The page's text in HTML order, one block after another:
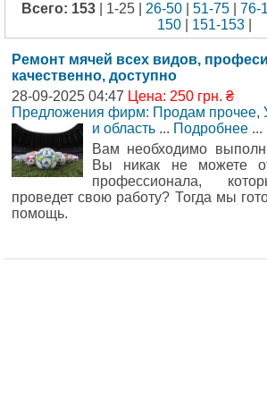
Всего: 153 | 1-25 | 26-50 51-75 76-
150
151-153
Ремонт мячей всех видов,
качественно, доступно
28-09-2025 04:47 Цена: 250 грн. ₴
Предложения фирм: Продам прочее,
и область ... Подробнее ...
Вам необходимо
Вы никак не можете
профессионала,
проведет свою работу? Тогда мы
помощь.